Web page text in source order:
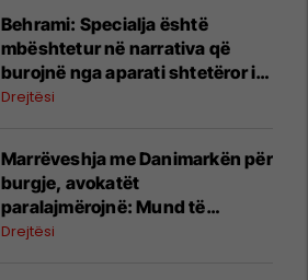
​Behrami: Specialja është
mbështetur në narrativa që
burojnë nga aparati shtetëror i
Serbisë
Drejtësi
Marrëveshja me Danimarkën për
burgje, avokatët
paralajmërojnë: Mund të
vështirësohet trajtimi i të
Drejtësi